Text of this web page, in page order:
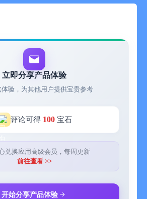
或手势/FaceID 进行保护、别人无法打开，
私密照片，照片经过加密技术加密
储隐私视频，视频经过加密技术加密
储账号，支持自定义各种类型的账号。
要的联系人，经过加密技术严格保护。
件夹，保存各类文件，支持文件预览，所有
，通过云端数据进行加密，安全存储。
docs/gdHQvX9kxCtcCXY9/
privacy.html
立即分享产品体验
验，为其他用户提供宝贵参考
评论可得 100 宝石
兑换应用高级会员，每周更新
前往查看 >>
开始分享产品体验